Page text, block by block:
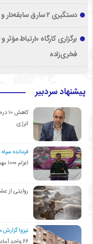
دستگیری ۲ سارق سابقه‌دار و کشف خودروی سرقتی در مهدیشهر
برگزاری کارگاه «ارتباط
فخری‌زاده
پیشنهاد سردبیر
انرژی
فرمانده
اعزام ۱۰۰۰ مهدیشهری به تشییع رهبر شهید
روایتی از
نیزوا
۶۶ واحد آماده تحویل در پروژه۱۳۸ واحدی مهدیشهر